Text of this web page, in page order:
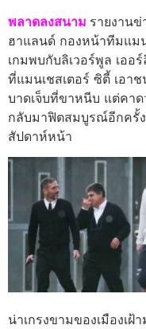
พลาดลงสนาม รายงานข่
ฮาแลนด์ กองหน้าทีมแม
เกมพบกับลิเวอร์พูล เอ
ที่แมนเชสเตอร์ ซิตี้ เอา
บาดเจ็บที่ขาหนีบ แต่คาด
กลับมาฟิตสมบูรณ์อีกครั้
สัปดาห์หน้า
น่าเกรงขามของเมืองเ